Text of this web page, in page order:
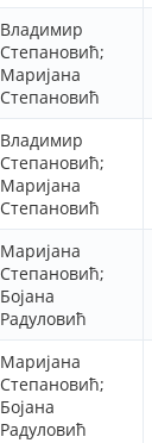
Владимир
Степановић;
Маријана
Степановић
Владимир
Степановић;
Маријана
Степановић
Маријана
Степановић;
Бојана
Радуловић
Маријана
Степановић;
Бојана
Радуловић